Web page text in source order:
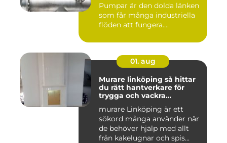
Pumpar är den dolda länken
som får många industriella
flöden att fungera....
01. aug
Murare linköping så hittar
du rätt hantverkare för
trygga och vackra
murare Linköping är ett
sökord många använder när
de behöver hjälp med allt
från kakelugnar och spis...